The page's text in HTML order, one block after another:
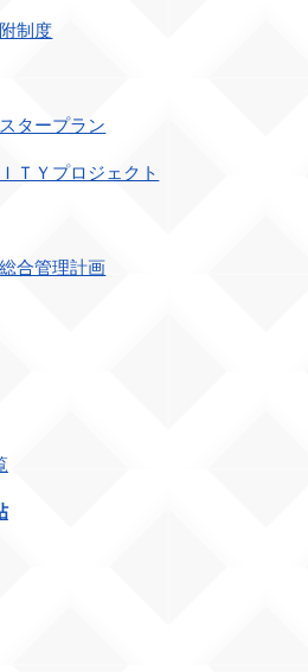
制度
タープラン
ＴＹプロジェクト
合管理計画